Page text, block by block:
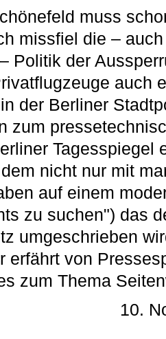
muss
missfiel die –
Politik der
auch
der Berliner
zum
Tagesspiegel
nicht nur mit
auf einem
zu suchen") das
umgeschrieben
erfährt von
zum Thema
10.